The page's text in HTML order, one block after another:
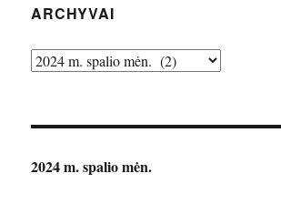
ARCHYVAI
Archyvai
2024 m. spalio mėn.